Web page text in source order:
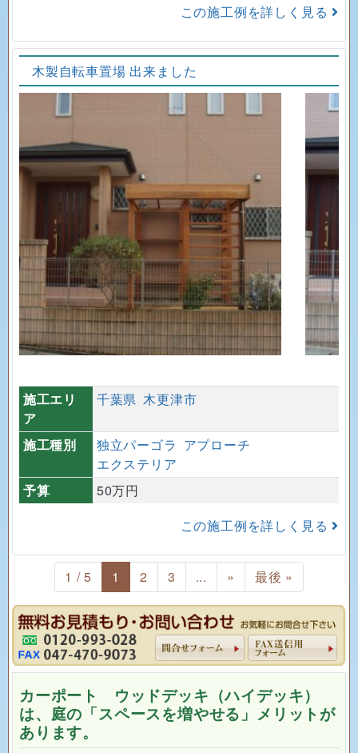
この施工例を詳しく見る
木製自転車置場 出来ました
施工エリ
ア
千葉県 木更津市
施工種別 独立パーゴラ アプローチ
エクステリア
予算
50万円
この施工例を詳しく見る
1 / 5 1 2 3 ... » 最後 »
カーポート ウッドデッキ（ハイデッキ）
は、庭の「スペースを増やせる」メリットが
あります。